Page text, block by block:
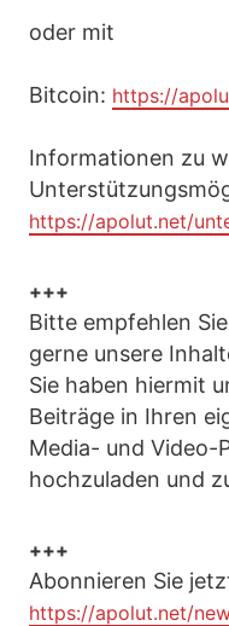
oder mit
Bitcoin: https://
Informationen zu
https://apolut.net/
+++
Bitte empfehlen
gerne unsere
Sie haben hiermit
Beiträge in Ihren
Media- und Video-
hochzuladen und
+++
Abonnieren Sie
https://apolut.net/